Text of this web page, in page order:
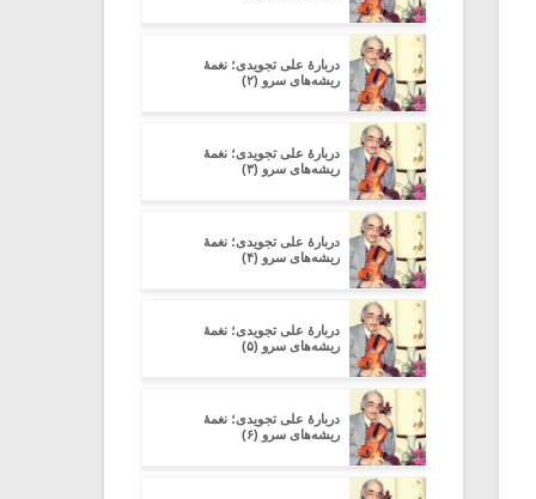
دربارۀ علی تجویدی؛ نغمۀ
ریشه‌های سرو (۲)
دربارۀ علی تجویدی؛ نغمۀ
ریشه‌های سرو (۳)
دربارۀ علی تجویدی؛ نغمۀ
ریشه‌های سرو (۴)
دربارۀ علی تجویدی؛ نغمۀ
ریشه‌های سرو (۵)
دربارۀ علی تجویدی؛ نغمۀ
ریشه‌های سرو (۶)